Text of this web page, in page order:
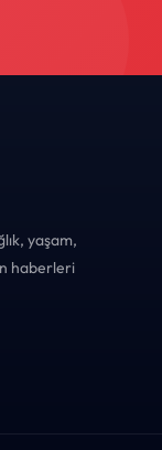
yaşam,
haberleri